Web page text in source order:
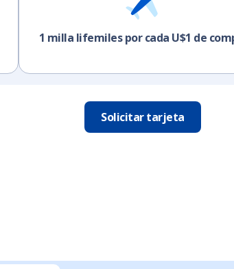
1 milla lifemiles por cada U$1 de
Solicitar tarjeta